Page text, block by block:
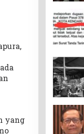
yang